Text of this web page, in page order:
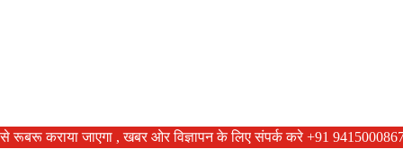
खबरों से रूबरू कराया जाएगा , खबर ओर विज्ञापन के लिए संपर्क करे